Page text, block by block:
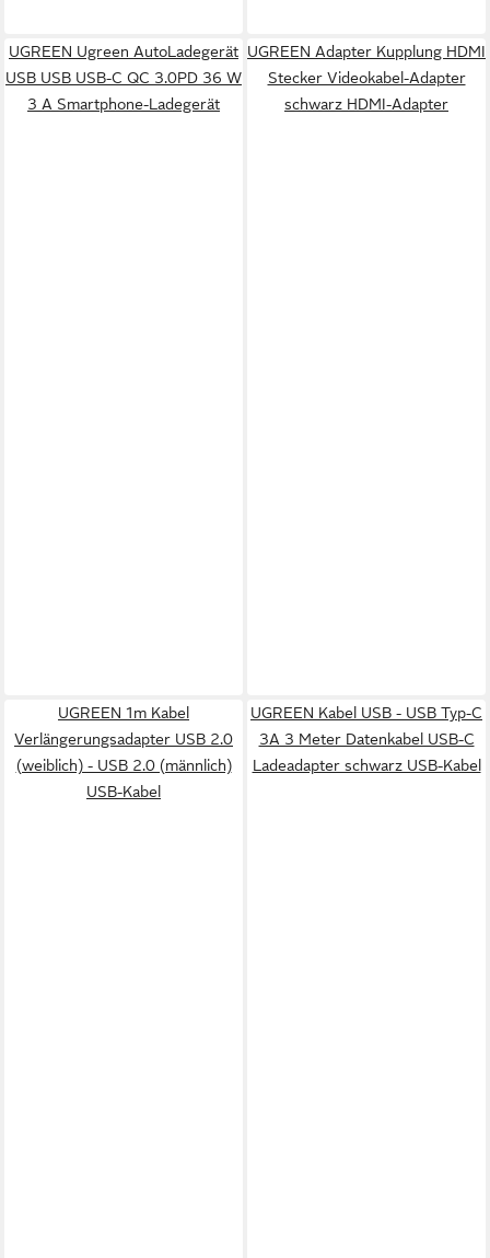
UGREEN Ugreen AutoLadegerät
USB USB USB-C QC 3.0PD 36 W
3 A Smartphone-Ladegerät
UGREEN Adapter Kupplung HDMI
Stecker Videokabel-Adapter
schwarz HDMI-Adapter
UGREEN 1m Kabel
Verlängerungsadapter USB 2.0
(weiblich) - USB 2.0 (männlich)
USB-Kabel
UGREEN Kabel USB - USB Typ-C
3A 3 Meter Datenkabel USB-C
Ladeadapter schwarz USB-Kabel